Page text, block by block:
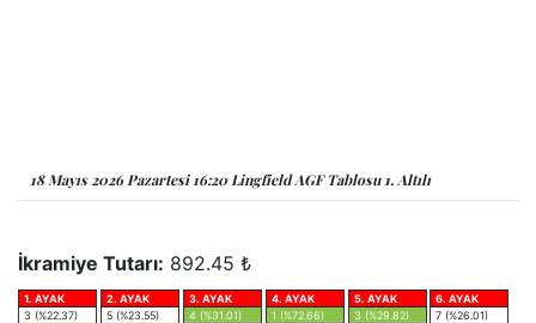
18 Mayıs 2026 Pazartesi 16:20 Lingfield AGF Tablosu 1. Altılı
İkramiye Tutarı: 892.45 ₺
1. AYAK
3 (%22.37)
2. AYAK
5 (%23.55)
3. AYAK
4 (%31.01)
4. AYAK
1 (%72.66)
5. AYAK
3 (%29.82)
6. AYAK
7 (%26.01)